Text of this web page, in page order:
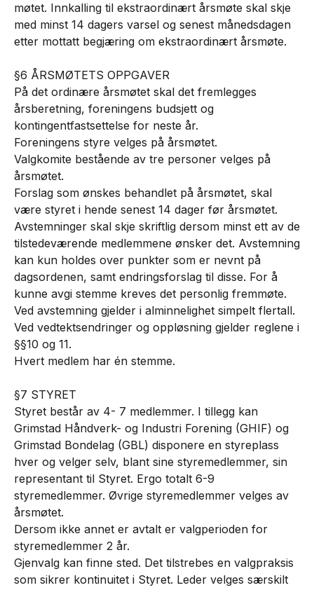
møtet. Innkalling til ekstraordinært årsmøte skal skje
med minst 14 dagers varsel og senest månedsdagen
etter mottatt begjæring om ekstraordinært årsmøte.
§6 ÅRSMØTETS OPPGAVER
På det ordinære årsmøtet skal det fremlegges
årsberetning, foreningens budsjett og
kontingentfastsettelse for neste år.
Foreningens styre velges på årsmøtet.
Valgkomite bestående av tre personer velges på
årsmøtet.
Forslag som ønskes behandlet på årsmøtet, skal
være styret i hende senest 14 dager før årsmøtet.
Avstemninger skal skje skriftlig dersom minst ett av de
tilstedeværende medlemmene ønsker det. Avstemning
kan kun holdes over punkter som er nevnt på
dagsordenen, samt endringsforslag til disse. For å
kunne avgi stemme kreves det personlig fremmøte.
Ved avstemning gjelder i alminnelighet simpelt flertall.
Ved vedtektsendringer og oppløsning gjelder reglene i
§§10 og 11.
Hvert medlem har én stemme.
§7 STYRET
Styret består av 4- 7 medlemmer. I tillegg kan
Grimstad Håndverk- og Industri Forening (GHIF) og
Grimstad Bondelag (GBL) disponere en styreplass
hver og velger selv, blant sine styremedlemmer, sin
representant til Styret. Ergo totalt 6-9
styremedlemmer. Øvrige styremedlemmer velges av
årsmøtet.
Dersom ikke annet er avtalt er valgperioden for
styremedlemmer 2 år.
Gjenvalg kan finne sted. Det tilstrebes en valgpraksis
som sikrer kontinuitet i Styret. Leder velges særskilt